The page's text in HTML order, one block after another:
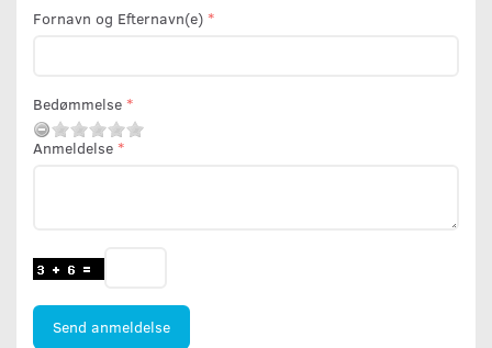
Fornavn og Efternavn(e)
Bedømmelse
Anmeldelse
Send anmeldelse